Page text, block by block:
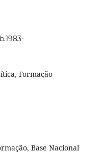
Formação
Base Nacional